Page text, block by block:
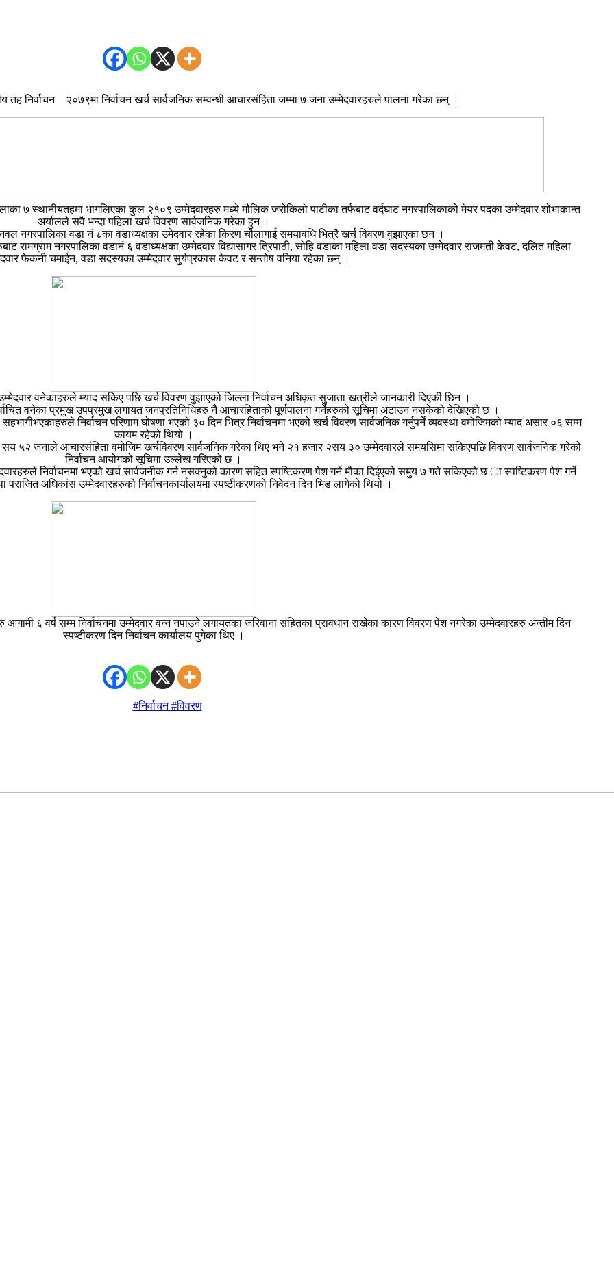
तह निर्वाचन—२०७९मा निर्वाचन खर्च सार्वजनिक सम्वन्धी आचारसंहिता जम्मा ७ जना उम्मेदवारहरुले पालना गरेका छन् ।
७ स्थानीयतहमा भागलिएका कुल २१०९ उम्मेदवारहरु मध्ये मौलिक जरोकिलो पाटीका तर्फबाट वर्दघाट नगरपालिकाको मेयर पदका उम्मेदवार शोभाकान्त
अर्यालले सवै भन्दा पहिला खर्च विवरण सार्वजनिक गरेका हुन ।
नगरपालिका वडा नं ८का वडाध्यक्षका उमेदवार रहेका किरण चौलागाई समयावधि भित्रै खर्च विवरण वुझाएका छन ।
रामग्राम नगरपालिका वडानं ६ वडाध्यक्षका उम्मेदवार विद्यासागर त्रिपाठी, सोहि वडाका महिला वडा सदस्यका उम्मेदवार राजमती केवट, दलित महिला
फेकनी चमाईन, वडा सदस्यका उम्मेदवार सुर्यप्रकास केवट र सन्तोष वनिया रहेका छन् ।
वनेकाहरुले म्याद सकिए पछि खर्च विवरण वुझाएको जिल्ला निर्वाचन अधिकृत सुजाता खत्रीले जानकारी दिएकी छिन ।
वनेका प्रमुख उपप्रमुख लगायत जनप्रतिनिधिहरु नै आचारंहिताको पूर्णपालना गर्नेहरुको सूचिमा अटाउन नसकेको देखिएको छ ।
निर्वाचन परिणाम घोषणा भएको ३० दिन भित्र निर्वाचनमा भएको खर्च विवरण सार्वजनिक गर्नुपर्ने व्यवस्था वमोजिमको म्याद असार ०६ सम्म
कायम रहेको थियो ।
जनाले आचारसंहिता वमोजिम खर्चविवरण सार्वजनिक गरेका थिए भने २१ हजार २सय ३० उम्मेदवारले समयसिमा सकिएपछि विवरण सार्वजनिक गरेको
निर्वाचन आयोगको सूचिमा उल्लेख गरिएको छ ।
निर्वाचनमा भएको खर्च सार्वजनीक गर्न नसक्नुको कारण सहित स्पष्टिकरण पेश गर्ने मौका दिईएको समुय ७ गते सकिएको छ ा स्पष्टिकरण पेश गर्ने
पराजित अधिकांस उम्मेदवारहरुको निर्वाचनकार्यालयमा स्पष्टीकरणको निवेदन दिन भिड लागेको थियो ।
६ वर्ष सम्म निर्वाचनमा उम्मेदवार वन्न नपाउने लगायतका जरिवाना सहितका प्रावधान राखेका कारण विवरण पेश नगरेका उम्मेदवारहरु अन्तीम दिन
स्पष्टीकरण दिन निर्वाचन कार्यालय पुगेका थिए ।
#निर्वाचन #विवरण